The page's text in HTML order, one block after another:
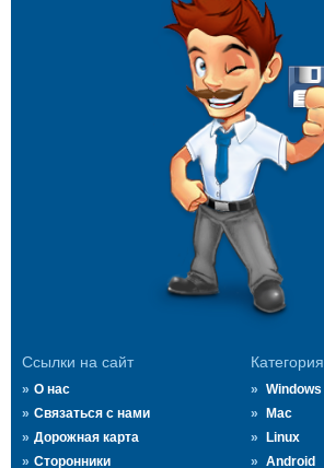
Ссылки на сайт
О нас
Связаться с нами
Дорожная карта
Сторонники
Категория
Windows
Mac
Linux
Android